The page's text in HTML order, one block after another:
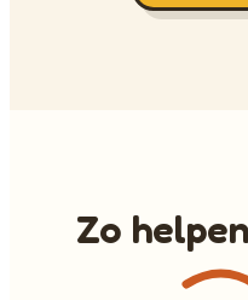
Zo